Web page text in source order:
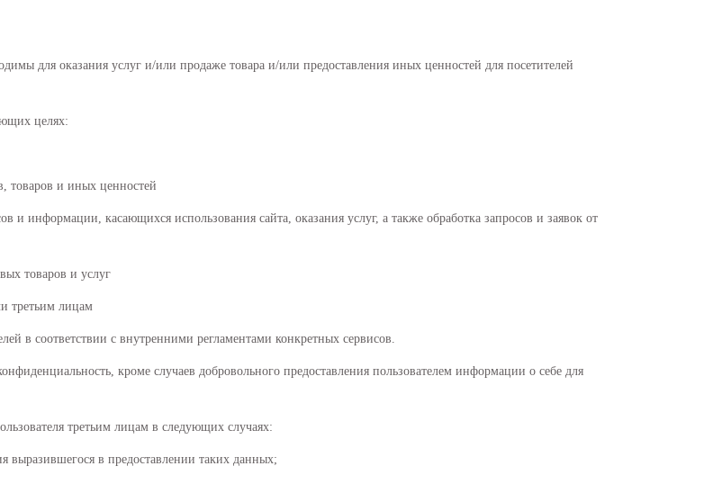
для оказания услуг и/или продаже товара и/или предоставления иных ценностей для посетителей
целях:
товаров и иных ценностей
и информации, касающихся использования сайта, оказания услуг, а также обработка запросов и заявок от
товаров и услуг
третьим лицам
в соответствии с внутренними регламентами конкретных сервисов.
кроме случаев добровольного предоставления пользователем информации о себе для
третьим лицам в следующих случаях:
выразившегося в предоставлении таких данных;